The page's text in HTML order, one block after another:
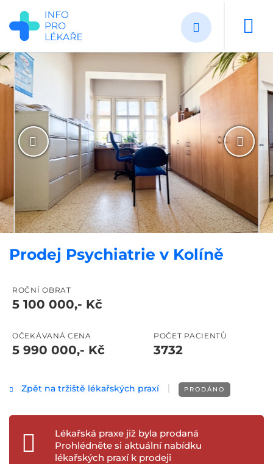
hlavnímu
obsahu
Prodej Psychiatrie v Kolíně
ROČNÍ OBRAT
5 100 000,- Kč
OČEKÁVANÁ CENA
5 990 000,- Kč
POČET PACIENTŮ
3732
Zpět na tržiště lékařských praxí PRODÁNO
Lékařská praxe již byla prodaná
Prohlédněte si aktuální nabídku
lékařských praxí k prodeji